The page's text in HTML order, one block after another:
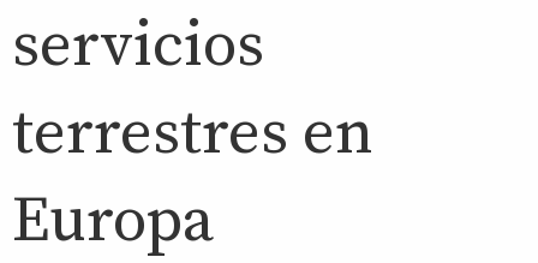
servicios
terrestres en
Europa